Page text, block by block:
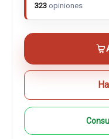
323 opiniones